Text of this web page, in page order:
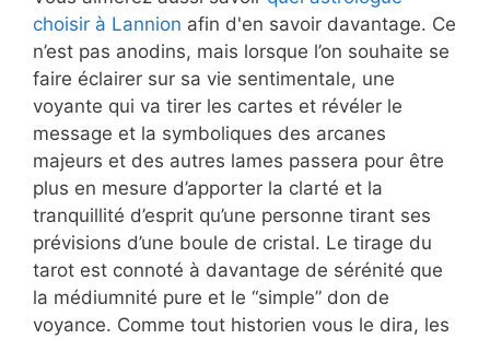
choisir à Lannion afin d'en savoir davantage. Ce
n’est pas anodins, mais lorsque l’on souhaite se
faire éclairer sur sa vie sentimentale, une
voyante qui va tirer les cartes et révéler le
message et la symboliques des arcanes
majeurs et des autres lames passera pour être
plus en mesure d’apporter la clarté et la
tranquillité d’esprit qu’une personne tirant ses
prévisions d’une boule de cristal. Le tirage du
tarot est connoté à davantage de sérénité que
la médiumnité pure et le “simple” don de
voyance. Comme tout historien vous le dira, les